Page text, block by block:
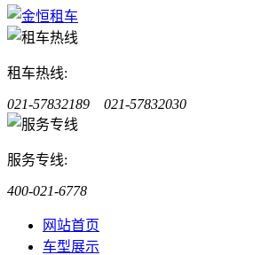
租车热线:
021-57832189 021-57832030
服务专线:
400-021-6778
网站首页
车型展示